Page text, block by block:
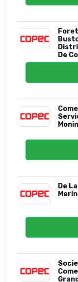
De
De